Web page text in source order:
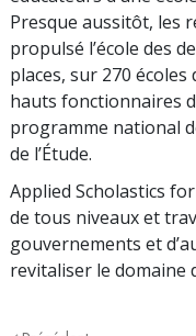
Presque aussitôt, les
propulsé l’école des
places, sur 270 écoles
hauts fonctionnaires
programme national
de l’Étude.
Applied Scholastics
de tous niveaux et
gouvernements et
revitaliser le domaine